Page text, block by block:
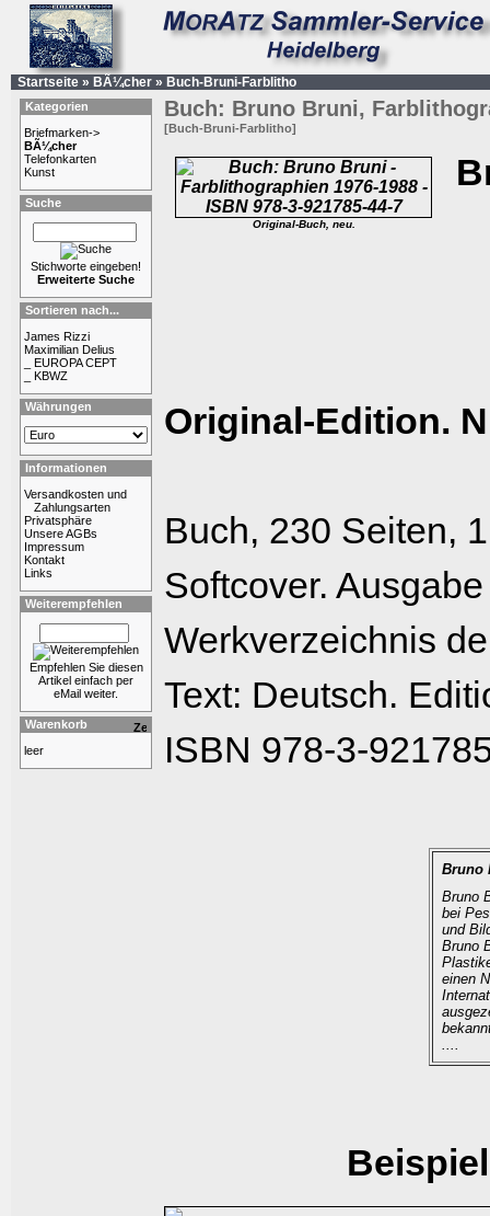
Startseite » BÃ¼cher » Buch-Bruni-Farblitho
Kategorien
Briefmarken->
BÃ¼cher
Telefonkarten
Kunst
Suche
Stichworte eingeben!
Erweiterte Suche
Sortieren nach...
James Rizzi
Maximilian Delius
_ EUROPA CEPT
_ KBWZ
Währungen
Informationen
Versandkosten und
Zahlungsarten
Privatsphäre
Unsere AGBs
Impressum
Kontakt
Links
Weiterempfehlen
Empfehlen Sie diesen
Artikel einfach per
eMail weiter.
Warenkorb
leer
Buch: Bruno Bruni,
[Buch-Bruni-Farblitho]
Original-Buch, neu.
Original-Edition.
Buch, 230 Seiten,
Softcover.
Werkverzeichnis
Text: Deutsch.
ISBN 978-3-
Bruno
Bruno
bei
und
Bruno
einen
....